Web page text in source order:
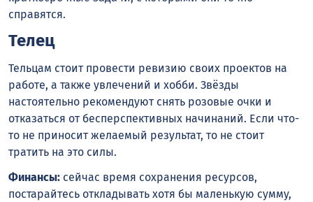
справятся.
Телец
Тельцам стоит провести ревизию своих проектов на
работе, а также увлечений и хобби. Звёзды
настоятельно рекомендуют снять розовые очки и
отказаться от бесперспективных начинаний. Если что-
то не приносит желаемый результат, то не стоит
тратить на это силы.
Финансы: сейчас время сохранения ресурсов,
постарайтесь откладывать хотя бы маленькую сумму,